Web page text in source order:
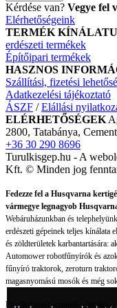
Kérdése van? Vegye fel
Elérhetőségeink
TERMÉK
erdészeti termékek
Építőipari termékek
HASZNOS
Szállítási, fizetési
Adatkezelési tájékoztató
ÁSZF /Elállási
ELÉRHETŐSÉGEK
2800, Tatabánya,
+36 30 290 8696
Turulkisgep.hu - A
Kft. © Minden jog
Fedezze fel a Husqvarna
vármegye legnagyob
Webáruházunkban és
erdészeti gépeinek teljes kínálata
és zöldterületek karbantartására:
Automower robotfűnyírók és
fűnyíró traktorok, zeroturn
magasnyomású mosók és még
Emellett professzionális